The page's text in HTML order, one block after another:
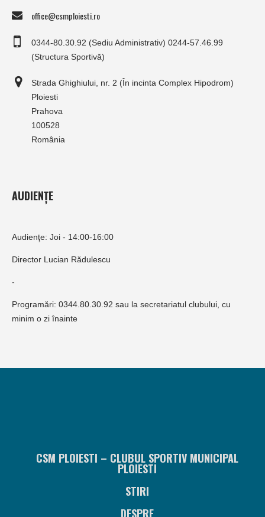
office@csmploiesti.ro
0344-80.30.92 (Sediu Administrativ) 0244-57.46.99
(Structura Sportivă)
Strada Ghighiului, nr. 2 (În incinta Complex Hipodrom)
Ploiesti
Prahova
100528
România
AUDIENȚE
Audienţe: Joi - 14:00-16:00
Director Lucian Rădulescu
-
Programări: 0344.80.30.92 sau la secretariatul clubului, cu
minim o zi înainte
CSM PLOIESTI – CLUBUL SPORTIV MUNICIPAL
PLOIESTI
STIRI
DESPRE